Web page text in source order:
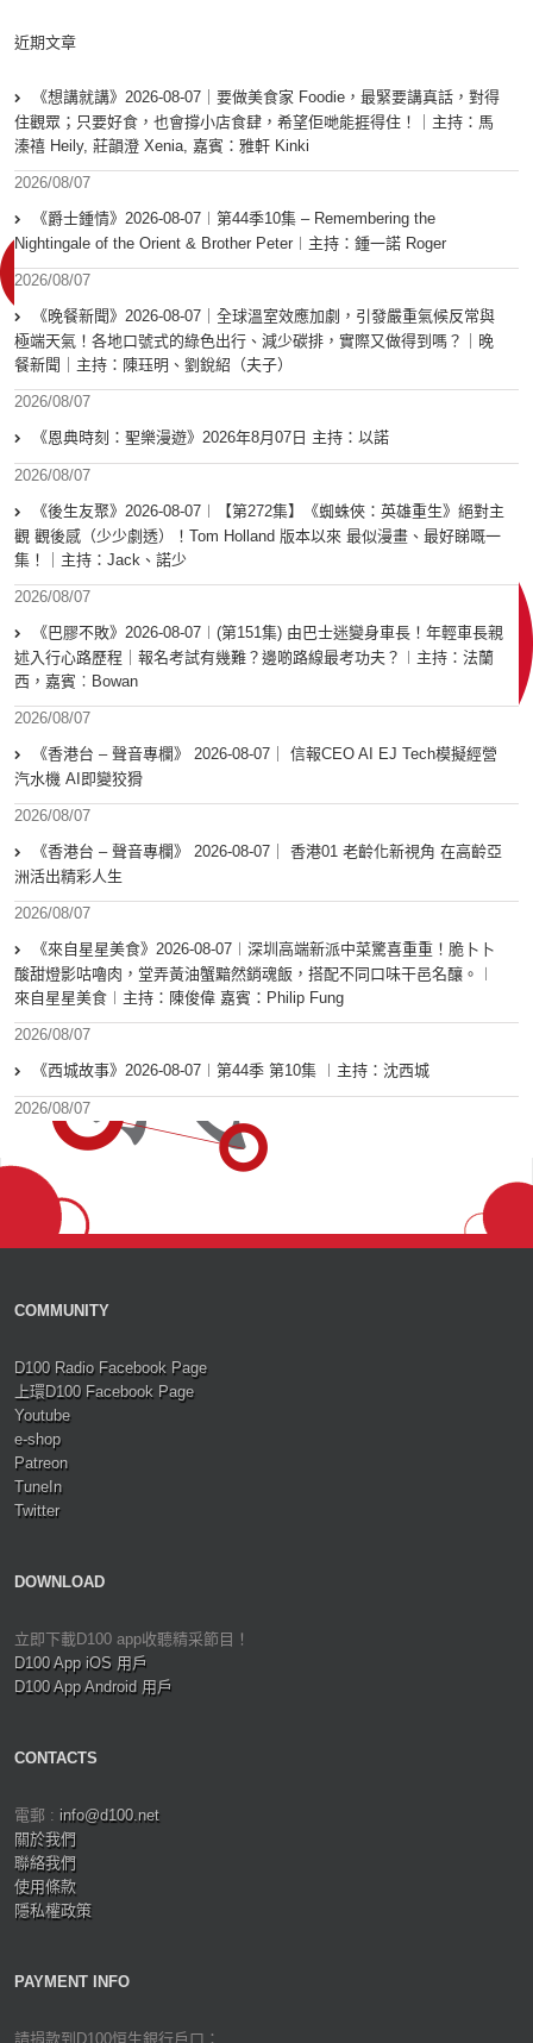
近期文章
《想講就講》2026-08-07｜要做美食家 Foodie，最緊要講真話，對得
住觀眾；只要好食，也會撐小店食肆，希望佢哋能捱得住！｜主持：馬
溱禧 Heily, 莊韻澄 Xenia, 嘉賓：雅軒 Kinki
2026/08/07
《爵士鍾情》2026-08-07︱第44季10集 – Remembering the
Nightingale of the Orient & Brother Peter︱主持：鍾一諾 Roger
2026/08/07
《晚餐新聞》2026-08-07｜全球溫室效應加劇，引發嚴重氣候反常與
極端天氣！各地口號式的綠色出行、減少碳排，實際又做得到嗎？｜晚
餐新聞｜主持：陳珏明、劉銳紹（夫子）
2026/08/07
《恩典時刻：聖樂漫遊》2026年8月07日 主持：以諾
2026/08/07
《後生友聚》2026-08-07︱【第272集】《蜘蛛俠：英雄重生》絕對主
觀 觀後感（少少劇透）！Tom Holland 版本以來 最似漫畫、最好睇嘅一
集！｜主持：Jack、諾少
2026/08/07
《巴膠不敗》2026-08-07︱(第151集) 由巴士迷變身車長！年輕車長親
述入行心路歷程｜報名考試有幾難？邊啲路線最考功夫？︱主持：法蘭
西，嘉賓︰Bowan
2026/08/07
《香港台 – 聲音專欄》 2026-08-07｜ 信報CEO AI EJ Tech模擬經營
汽水機 AI即變狡猾
2026/08/07
《香港台 – 聲音專欄》 2026-08-07｜ 香港01 老齡化新視角 在高齡亞
洲活出精彩人生
2026/08/07
《來自星星美食》2026-08-07︱深圳高端新派中菜驚喜重重！脆卜卜
酸甜燈影咕嚕肉，堂弄黃油蟹黯然銷魂飯，搭配不同口味干邑名釀。︱
來自星星美食︱主持：陳俊偉 嘉賓：Philip Fung
2026/08/07
《西城故事》2026-08-07︱第44季 第10集 ︱主持：沈西城
2026/08/07
COMMUNITY
D100 Radio Facebook Page
上環D100 Facebook Page
Youtube
e-shop
Patreon
TuneIn
Twitter
DOWNLOAD
立即下載D100 app收聽精采節目！
D100 App iOS 用戶
D100 App Android 用戶
CONTACTS
電郵 : info@d100.net
關於我們
聯絡我們
使用條款
隱私權政策
PAYMENT INFO
請捐款到D100恒生銀行戶口：